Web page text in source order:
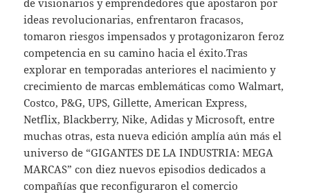
ideas revolucionarias, enfrentaron fracasos,
tomaron riesgos impensados y protagonizaron feroz
competencia en su camino hacia el éxito.Tras
explorar en temporadas anteriores el nacimiento y
crecimiento de marcas emblemáticas como Walmart,
Costco, P&G, UPS, Gillette, American Express,
Netflix, Blackberry, Nike, Adidas y Microsoft, entre
muchas otras, esta nueva edición amplía aún más el
universo de “GIGANTES DE LA INDUSTRIA: MEGA
MARCAS” con diez nuevos episodios dedicados a
compañías que reconfiguraron el comercio